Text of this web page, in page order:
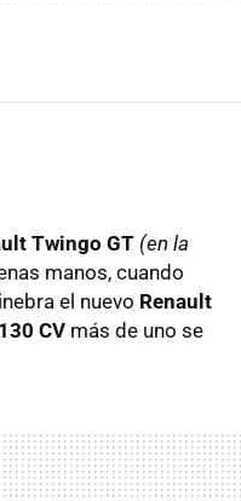
Twingo GT (en la
manos, cuando
el nuevo Renault
130 CV más de uno se